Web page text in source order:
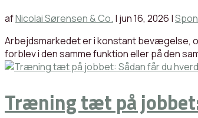
afNicolai Sørensen & Co. | jun 16, 2026 |
Arbejdsmarkedet er i konstant bevægelse,
forblev i den samme funktion eller på den
Træning tæt på